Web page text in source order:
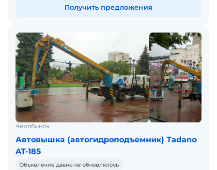
Получить предложения
Челябинск
Автовышка (автогидроподъемник) Tadano
AT-185
Объявление давно не обновлялось